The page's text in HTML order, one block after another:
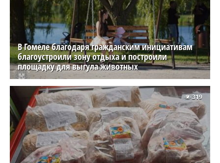
В Гомеле благодаря гражданским инициативам
благоустроили зону отдыха и построили
площадку для выгула животных
319